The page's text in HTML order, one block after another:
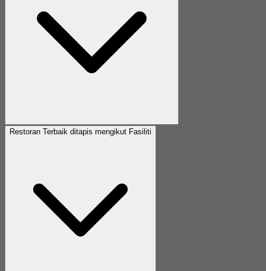
Restoran Terbaik ditapis mengikut Fasiliti